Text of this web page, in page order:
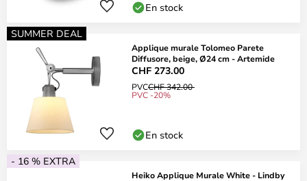
En stock
SUMMER DEAL
Applique murale Tolomeo Parete
Diffusore, beige, Ø24 cm - Artemide
CHF 273.00
PVCCHF 342.00
PVC -20%
En stock
- 16 % EXTRA
Heiko Applique Murale White - Lindby